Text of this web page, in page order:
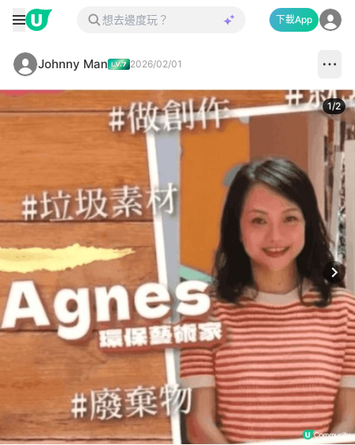
下載App
Johnny Man 2026/02/01
1/2